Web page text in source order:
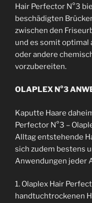
Hair Perfector N°3
beschädigten
zwischen den
und es somit optimal
oder andere
vorzubereiten.
OLAPLEX N°3
Kaputte Haare
Perfector N°3 –
Alltag entstehende
sich zudem bestens
Anwendungen jeder
1. Olaplex Hair
handtuchtrockenen